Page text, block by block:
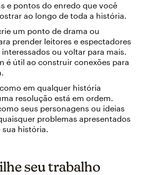
e pontos do enredo que você
ao longo de toda a história.
um ponto de drama ou
prender leitores e espectadores
ou voltar para mais.
é útil ao construir conexões para
como em qualquer história
resolução está em ordem.
seus personagens ou ideias
problemas apresentados
história.
seu trabalho